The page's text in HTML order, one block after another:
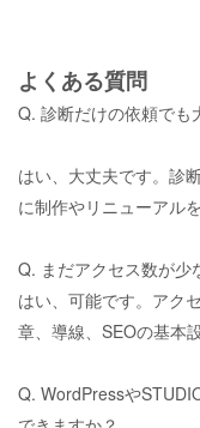
よくある質問
Q. 診断だけの依頼でも
はい、大丈夫です。診
に制作やリニューアル
Q. まだアクセス数が少
はい、可能です。アク
章、導線、 SEOの基本
Q. WordPressやSTUDIO